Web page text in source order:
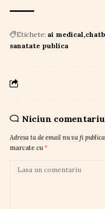
Etichete: ai medical
sanatate publica
Niciun comentariu
Adresa ta de email nu va fi
marcate cu *